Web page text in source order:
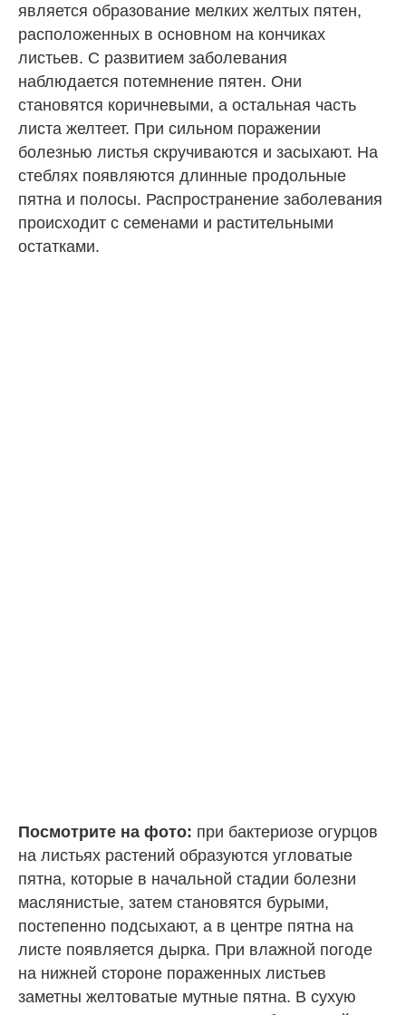
является образование мелких желтых пятен,
расположенных в основном на кончиках
листьев. С развитием заболевания
наблюдается потемнение пятен. Они
становятся коричневыми, а остальная часть
листа желтеет. При сильном поражении
болезнью листья скручиваются и засыхают. На
стеблях появляются длинные продольные
пятна и полосы. Распространение заболевания
происходит с семенами и растительными
остатками.
Посмотрите на фото: при бактериозе огурцов
на листьях растений образуются угловатые
пятна, которые в начальной стадии болезни
маслянистые, затем становятся бурыми,
постепенно подсыхают, а в центре пятна на
листе появляется дырка. При влажной погоде
на нижней стороне пораженных листьев
заметны желтоватые мутные пятна. В сухую